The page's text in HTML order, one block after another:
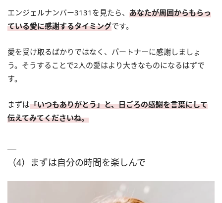
エンジェルナンバー3131を見たら、 あなたが周囲からもらっ
ている愛に感謝するタイミングです。
愛を受け取るばかりではなく、パートナーに感謝しましょ
う。そうすることで2人の愛はより大きなものになるはずで
す。
まずは「いつもありがとう」と、日ごろの感謝を言葉にして
伝えてみてくださいね。
（4）まずは自分の時間を楽しんで